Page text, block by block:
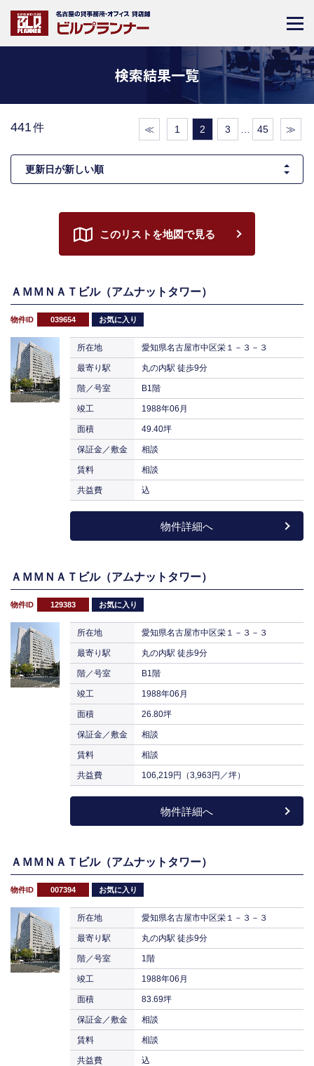
検索結果一覧
441件 ≪ 1 2 3 45 ≫
このリストを地図で見る
ＡＭＭＮＡＴビル（アムナットタワー）
物件ID 039654 お気に入り
所在地 愛知県名古屋市中区栄１－３－３
最寄り駅 丸の内駅 徒歩9分
階／号室 B1階
竣工 1988年06月
面積 49.40坪
保証金／敷金 相談
賃料 相談
共益費 込
物件詳細へ
ＡＭＭＮＡＴビル（アムナットタワー）
物件ID 129383 お気に入り
所在地 愛知県名古屋市中区栄１－３－３
最寄り駅 丸の内駅 徒歩9分
階／号室 B1階
竣工 1988年06月
面積 26.80坪
保証金／敷金 相談
賃料 相談
共益費 106,219円（3,963円／坪）
物件詳細へ
ＡＭＭＮＡＴビル（アムナットタワー）
物件ID 007394 お気に入り
所在地 愛知県名古屋市中区栄１－３－３
最寄り駅 丸の内駅 徒歩9分
階／号室 1階
竣工 1988年06月
面積 83.69坪
保証金／敷金 相談
賃料 相談
共益費 込